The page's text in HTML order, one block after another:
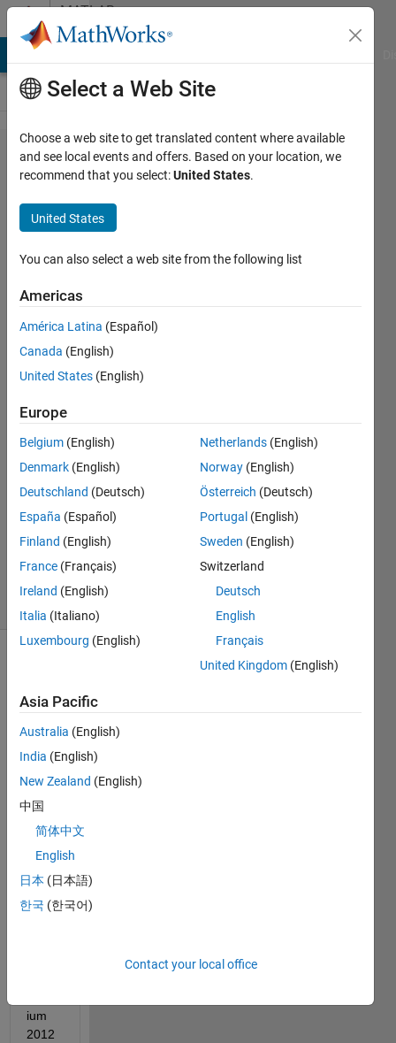
Skip to contentMATLAB
Answers
MATLAB
R2018a
がサポ
ートす
るC++コ
ンパイ
ラにつ
いて
fukumoto
29 Jan
2019
1 Answer
Accepted
Updated
31 Jan 2019
8 Views
私の
PCに
「MA
TLAB
R201
8a」
「Mic
rosoft
ium
2012
Select a Web Site
Choose a web site to get translated content where available
and see local events and offers. Based on your location, we
recommend that you select:United States.
United States
You can also select a web site from the following list
Americas
América Latina (Español)
Canada (English)
United States (English)
Europe
Belgium (English)
Denmark (English)
Deutschland (Deutsch)
España (Español)
Finland (English)
France (Français)
Ireland (English)
Italia (Italiano)
Luxembourg (English)
Netherlands (English)
Norway (English)
Österreich (Deutsch)
Portugal (English)
Sweden (English)
Switzerland
Deutsch
English
Français
United Kingdom (English)
Asia Pacific
Australia (English)
India (English)
New Zealand (English)
中国
简体中文
English
日本 (日本語)
한국 (한국어)
Contact your local office